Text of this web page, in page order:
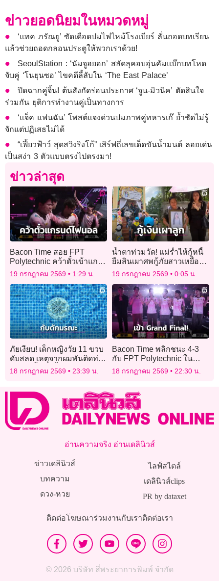
ข่าวยอดนิยมในหมวดหมู่
‘แทค ภรัณยู’ ซัดเดือดปมไฟไหม้โรงเบียร์ ลั่นถอดบทเรียน
แล้วช่วยถอดกลอนประตูให้พวกเราด้วย!
SeoulStation : ‘นัมจูฮยอก’ สลัดลุคอบอุ่นคัมแบ๊กบทโหด
จับคู่ ‘โนยุนซอ’ ไขคดีลี้ลับใน ‘The East Palace’
ปิดฉากคู่จิ้น! ต้นสังกัดร่อนประกาศ ‘จูน-มิวนิค’ ตัดสินใจ
ร่วมกัน ยุติการทำงานคู่เป็นทางการ
‘แจ็ค แฟนฉัน’ โพสต์แจงด่วนปมภาพคู่ทหารเก๊ ย้ำชัดไม่รู้
จักแต่ปฏิเสธไม่ได้
“เฟี้ยวฟ้าว์ สุดสวิงริงโก้” เสิร์ฟถี่เลขเด็ดขันน้ำมนต์ ลอยเด่น
เป็นสง่า 3 ตัวแบบตรงไปตรงมา!
ข่าวล่าสุด
Bacon Time สอย FPT
Polytechnic คว้าตั๋วเข้าแก
รนด์ไฟนอล
19 กรกฎาคม 2569 1:29 น.
น้ำตาท่วมวัด! แม่ร่ำไห้กู้หนี้
ยืมสินเผาศพกู้ภัยสาวเหยื่อ
‘โรงเบียร์ ณ ลาดพร้าว’
19 กรกฎาคม 2569 0:05 น.
ภัยเงียบ! เด็กหญิงวัย 11 ขวบ
ดับสลด เหตุจากผมพันติดท่อ
ระบายน้ำจนขึ้นจากก้นสระ
18 กรกฎาคม 2569 23:39 น.
Bacon Time พลิกชนะ 4-3
กับ FPT Polytechnic ใน
APL 2026!
18 กรกฎาคม 2569 22:30 น.
อ่านความจริง อ่านเดลินิวส์
ข่าวเดลินิวส์
บทความ
ดวง-หวย
ไลฟ์สไตล์
เดลินิวส์clips
PR by dataxet
ติดต่อโฆษณาร่วมงานกับเราติดต่อเรา
© 2026 บริษัท สี่พระยาการพิมพ์ จำกัด